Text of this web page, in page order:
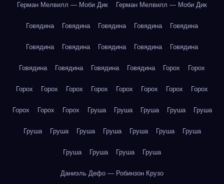
Герман Мелвилл — Моби Дик Герман Мелвилл — Моби Дик
Говядина Говядина Говядина Говядина Говядина
Говядина Говядина Говядина Говядина Говядина
Говядина Говядина Говядина Говядина Горох Горох
Горох Горох Горох Горох Горох Горох Горох Горох
Горох Горох Горох Груша Груша Груша Груша Груша
Груша Груша Груша Груша Груша Груша Груша
Груша Груша Груша Груша
Даниэль Дефо — Робинзон Крузо